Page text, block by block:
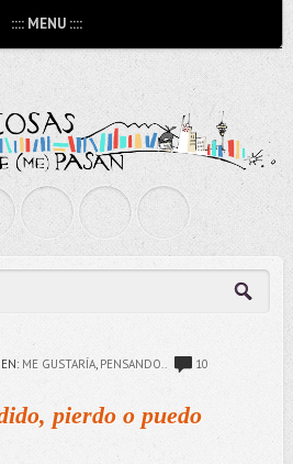
:::: MENU ::::
EN: ME GUSTARÍA, PENSANDO..
10
pierdo o puedo